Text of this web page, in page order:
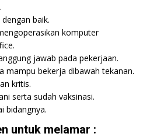
baik.
komputer
jawab pada pekerjaan.
mampu bekerja dibawah tekanan.
kritis.
serta sudah vaksinasi.
bidangnya.
untuk melamar :